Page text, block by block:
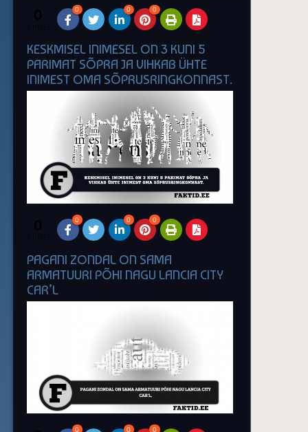
0 0 0 0
KESKMISEL INIMESEL ON 3 KUNI 5
PARIMAT SÕPRA JA VIHKAB ÜHTE
INIMEST OMA SÕPRUSRINGKONNAST.
0 0 0 0
PAGANI ZONDAL ON SAMA
ARMATUURI PÕHI NAGU LANCIA CITY
CAR’L
0 0 0